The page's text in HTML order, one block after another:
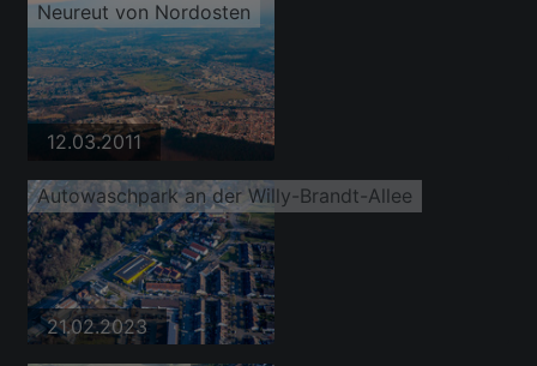
Neureut von Nordosten
12.03.2011
Autowaschpark an der Willy-Brandt-Allee
21.02.2023